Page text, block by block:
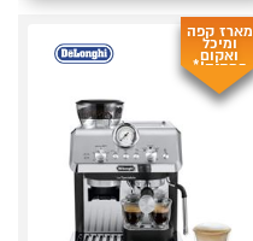
מארז קפה
ומיכל
ואקום
במתנה!*